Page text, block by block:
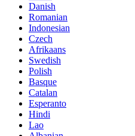
Danish
Romanian
Indonesian
Czech
Afrikaans
Swedish
Polish
Basque
Catalan
Esperanto
Hindi
Lao